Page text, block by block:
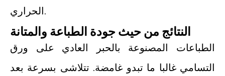
الحراري.
النتائج من حيث جودة الطباعة والمتانة
الطباعات المصنوعة بالحبر العادي على ورق
التسامي غالبا ما تبدو غامضة. تتلاشى بسرعة بعد